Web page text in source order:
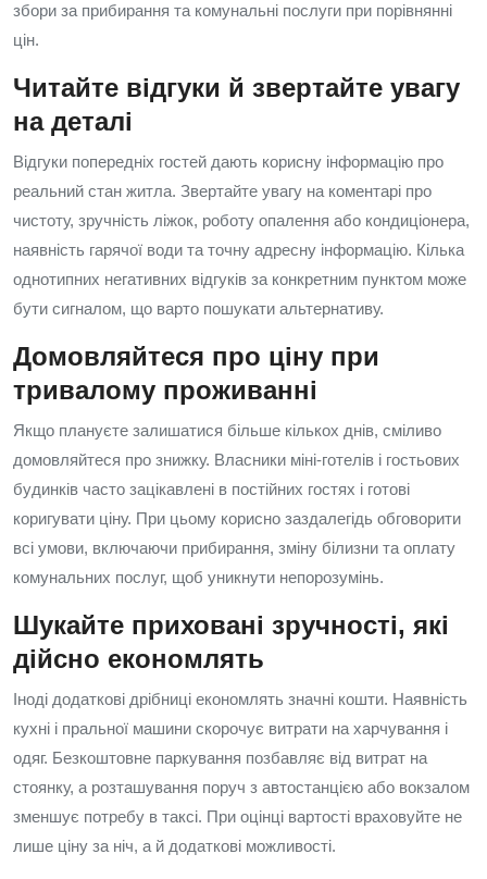
збори за прибирання та комунальні послуги при порівнянні
цін.
Читайте відгуки й звертайте увагу
на деталі
Відгуки попередніх гостей дають корисну інформацію про
реальний стан житла. Звертайте увагу на коментарі про
чистоту, зручність ліжок, роботу опалення або кондиціонера,
наявність гарячої води та точну адресну інформацію. Кілька
однотипних негативних відгуків за конкретним пунктом може
бути сигналом, що варто пошукати альтернативу.
Домовляйтеся про ціну при
тривалому проживанні
Якщо плануєте залишатися більше кількох днів, сміливо
домовляйтеся про знижку. Власники міні-готелів і гостьових
будинків часто зацікавлені в постійних гостях і готові
коригувати ціну. При цьому корисно заздалегідь обговорити
всі умови, включаючи прибирання, зміну білизни та оплату
комунальних послуг, щоб уникнути непорозумінь.
Шукайте приховані зручності, які
дійсно економлять
Іноді додаткові дрібниці економлять значні кошти. Наявність
кухні і пральної машини скорочує витрати на харчування і
одяг. Безкоштовне паркування позбавляє від витрат на
стоянку, а розташування поруч з автостанцією або вокзалом
зменшує потребу в таксі. При оцінці вартості враховуйте не
лише ціну за ніч, а й додаткові можливості.